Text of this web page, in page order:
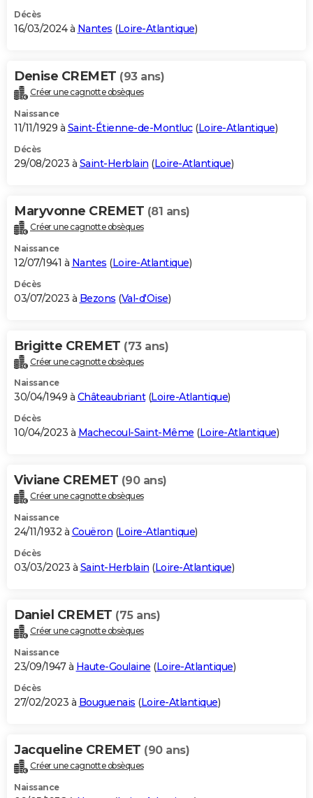
Décès
16/03/2024 à Nantes (Loire-Atlantique)
Denise CREMET (93 ans)
Créer une cagnotte obsèques
Naissance
11/11/1929 à Saint-Étienne-de-Montluc(Loire-Atlantique)
Décès
29/08/2023 à Saint-Herblain (Loire-Atlantique)
Maryvonne CREMET (81 ans)
Créer une cagnotte obsèques
Naissance
12/07/1941 à Nantes (Loire-Atlantique)
Décès
03/07/2023 à Bezons (Val-d'Oise)
Brigitte CREMET (73 ans)
Créer une cagnotte obsèques
Naissance
30/04/1949 à Châteaubriant(Loire-Atlantique)
Décès
10/04/2023 à Machecoul-Saint-Même (Loire-Atlantique)
Viviane CREMET (90 ans)
Créer une cagnotte obsèques
Naissance
24/11/1932 à Couëron (Loire-Atlantique)
Décès
03/03/2023 à Saint-Herblain (Loire-Atlantique)
Daniel CREMET (75 ans)
Créer une cagnotte obsèques
Naissance
23/09/1947 à Haute-Goulaine (Loire-Atlantique)
Décès
27/02/2023 à Bouguenais (Loire-Atlantique)
Jacqueline CREMET (90 ans)
Créer une cagnotte obsèques
Naissance